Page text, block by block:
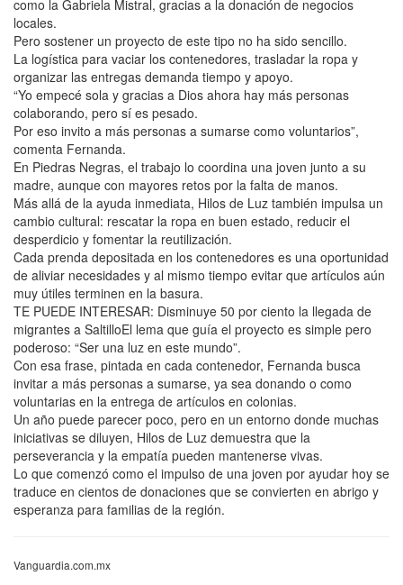
como la Gabriela Mistral, gracias a la donación de negocios
locales.
Pero sostener un proyecto de este tipo no ha sido sencillo.
La logística para vaciar los contenedores, trasladar la ropa y
organizar las entregas demanda tiempo y apoyo.
“Yo empecé sola y gracias a Dios ahora hay más personas
colaborando, pero sí es pesado.
Por eso invito a más personas a sumarse como voluntarios”,
comenta Fernanda.
En Piedras Negras, el trabajo lo coordina una joven junto a su
madre, aunque con mayores retos por la falta de manos.
Más allá de la ayuda inmediata, Hilos de Luz también impulsa un
cambio cultural: rescatar la ropa en buen estado, reducir el
desperdicio y fomentar la reutilización.
Cada prenda depositada en los contenedores es una oportunidad
de aliviar necesidades y al mismo tiempo evitar que artículos aún
muy útiles terminen en la basura.
TE PUEDE INTERESAR: Disminuye 50 por ciento la llegada de
migrantes a SaltilloEl lema que guía el proyecto es simple pero
poderoso: “Ser una luz en este mundo”.
Con esa frase, pintada en cada contenedor, Fernanda busca
invitar a más personas a sumarse, ya sea donando o como
voluntarias en la entrega de artículos en colonias.
Un año puede parecer poco, pero en un entorno donde muchas
iniciativas se diluyen, Hilos de Luz demuestra que la
perseverancia y la empatía pueden mantenerse vivas.
Lo que comenzó como el impulso de una joven por ayudar hoy se
traduce en cientos de donaciones que se convierten en abrigo y
esperanza para familias de la región.
Vanguardia.com.mx